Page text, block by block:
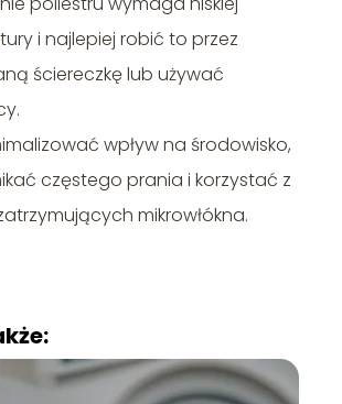
i najlepiej robić to przez
ściereczkę lub używać
wpływ na środowisko,
częstego prania i korzystać z
mikrowłókna.